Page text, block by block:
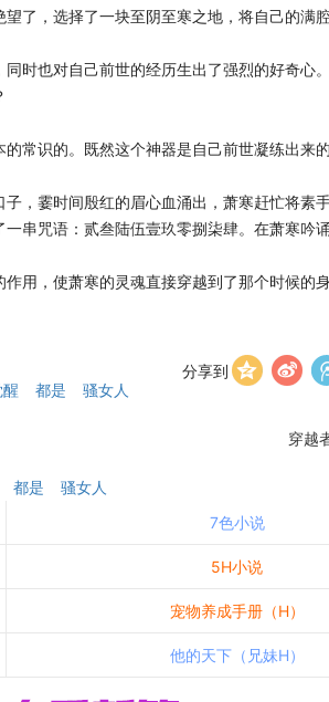
了，选择了一块至阴至寒之地，将自己的满
时也对自己前世的经历生出了强烈的好奇心
常识的。既然这个神器是自己前世凝练出来
，霎时间殷红的眉心血涌出，萧寒赶忙将素
串咒语：贰叁陆伍壹玖零捌柒肆。在萧寒吟
用，使萧寒的灵魂直接穿越到了那个时候的
分享到
都是 骚女人
穿越
都是
骚女人
7色小说
5H小说
宠物养成手册（H）
他的天下（兄妹H）